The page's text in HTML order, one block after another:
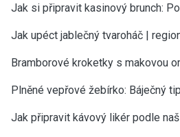
Jak si připravit kasinový brunch:
Jak upéct jablečný tvaroháč |
Bramborové kroketky s makovou
Plněné vepřové žebírko: Báječný
Jak připravit kávový likér podle